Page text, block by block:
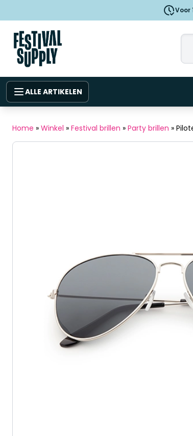
Voor
ALLE ARTIKELEN
Home » Winkel » Festival brillen » Party brillen »